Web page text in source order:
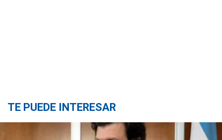
TE PUEDE INTERESAR